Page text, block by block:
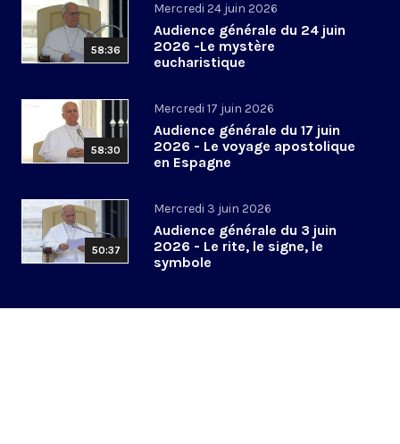
58:36
Mercredi 24 juin 2026
Audience générale du 24 juin
2026 -Le mystère
eucharistique
58:30
Mercredi 17 juin 2026
Audience générale du 17 juin
2026 - Le voyage apostolique
en Espagne
50:37
Mercredi 3 juin 2026
Audience générale du 3 juin
2026 - Le rite, le signe, le
symbole